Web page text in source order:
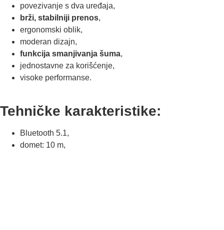
povezivanje s dva uređaja,
brži, stabilniji prenos,
ergonomski oblik,
moderan dizajn,
funkcija smanjivanja šuma,
jednostavne za korišćenje,
visoke performanse.
Tehničke karakteristike:
Bluetooth 5.1,
domet: 10 m,